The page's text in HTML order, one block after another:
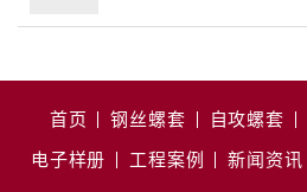
首页 钢丝螺套 自攻螺套
电子样册
工程案例 新闻资讯